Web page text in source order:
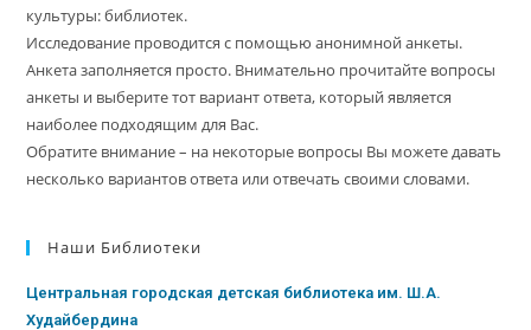
культуры: библиотек.
Исследование проводится с помощью анонимной анкеты.
Анкета заполняется просто. Внимательно прочитайте вопросы
анкеты и выберите тот вариант ответа, который является
наиболее подходящим для Вас.
Обратите внимание – на некоторые вопросы Вы можете давать
несколько вариантов ответа или отвечать своими словами.
Наши Библиотеки
Центральная городская детская библиотека им. Ш.А.
Худайбердина